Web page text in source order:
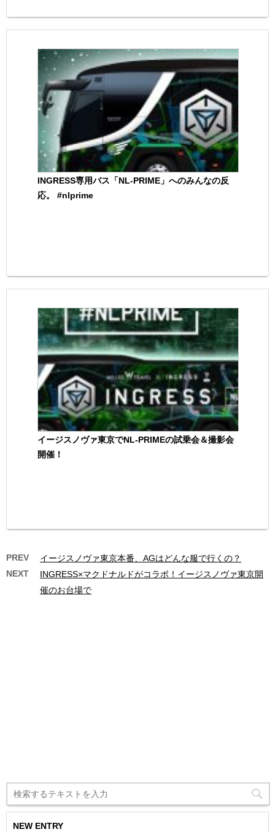
INGRESS専用バス「NL-PRIME」へのみんなの反
応。 #nlprime
イージスノヴァ東京でNL-PRIMEの試乗会＆撮影会
開催！
PREV
イージスノヴァ東京本番、AGはどんな服で行くの？
NEXT
INGRESS×マクドナルドがコラボ！イージスノヴァ東京開
催のお台場で
NEW ENTRY